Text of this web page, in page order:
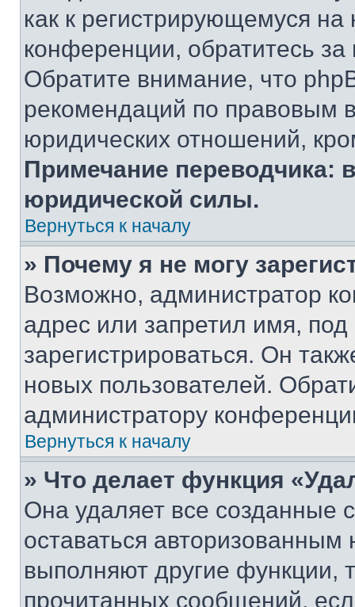
как к регистрирующемуся
конференции, обратитесь
Обратите внимание, что
рекомендаций по правовым
юридических отношений,
Примечание переводчика:
юридической силы.
Вернуться к началу
» Почему я не могу
Возможно, администратор
адрес или запретил имя,
зарегистрироваться. Он
новых пользователей.
администратору
Вернуться к началу
» Что делает функция
Она удаляет все созданные
оставаться
выполняют другие функции,
прочитанных сообщений,